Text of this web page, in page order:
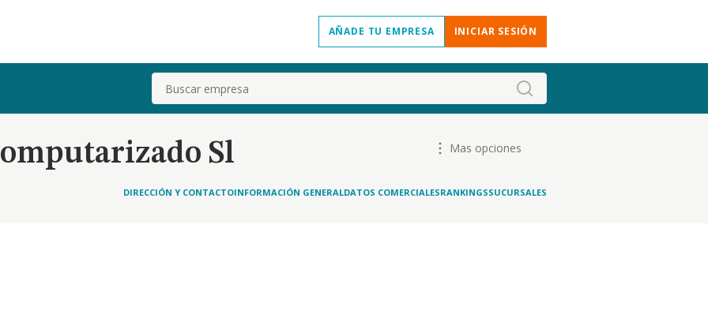
AÑADE TU EMPRESA INICIAR SESIÓN
Buscar
Sl Mas opciones
DIRECCIÓN Y CONTACTOINFORMACIÓN GENERALDATOS COMERCIALESRANKINGSSUCURSALES